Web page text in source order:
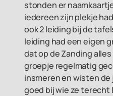
stonden er
iedereen zijn plekje
ook 2 leiding bij de
leiding had een eigen
dat op de Zanding
groepje regelmatig
insmeren en wisten
goed bij wie ze terecht